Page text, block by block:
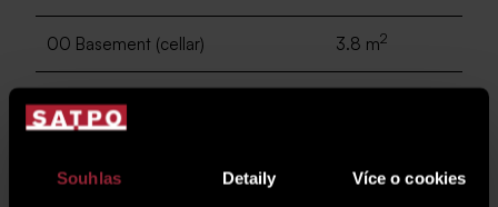
Souhlas Detaily Více o cookies
00 Basement (cellar) 3.8 m2
04 balcony 2